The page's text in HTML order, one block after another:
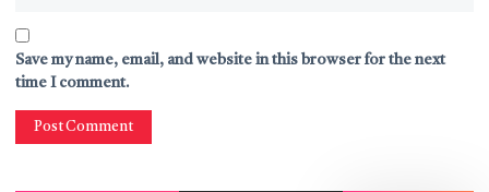
Save my name, email, and website in this browser for the next
time I comment.